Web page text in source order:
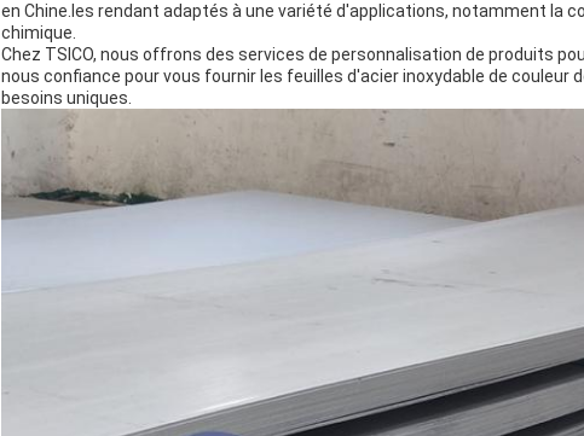
en Chine.les rendant adaptés à une variété d'applications, notamment la
chimique.
Chez TSICO, nous offrons des services de personnalisation de produits
nous confiance pour vous fournir les feuilles d'acier inoxydable de couleur
besoins uniques.